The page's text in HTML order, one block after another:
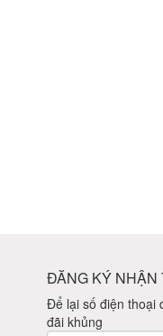
ĐĂNG KÝ NHẬN
Để lại số điện thoại
đãi khủng